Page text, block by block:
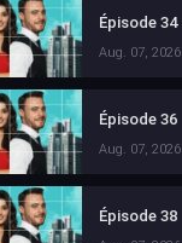
Épisode 34
Aug. 07, 2026
Épisode 36
Aug. 07, 2026
Épisode 38